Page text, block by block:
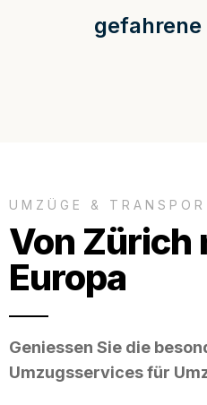
UMZÜGE &
Von Zürich
Europa
Geniessen Sie die
Umzugsservices für